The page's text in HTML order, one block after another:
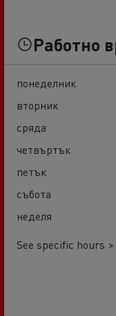
Работно
понеделник
вторник
сряда
четвъртък
петък
събота
неделя
See specific hours >